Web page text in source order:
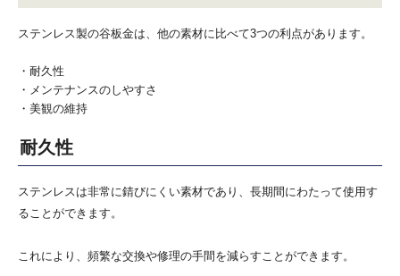
ステンレス製の谷板金は、他の素材に比べて3つの利点があります。
・耐久性
・メンテナンスのしやすさ
・美観の維持
耐久性
ステンレスは非常に錆びにくい素材であり、長期間にわたって使用す
ることができます。
これにより、頻繁な交換や修理の手間を減らすことができます。